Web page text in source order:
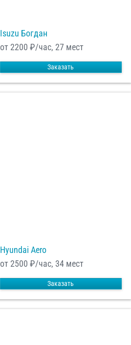
Isuzu Богдан
от 2200 ₽/час, 27 мест
Заказать
Hyundai Aero
от 2500 ₽/час, 34 мест
Заказать